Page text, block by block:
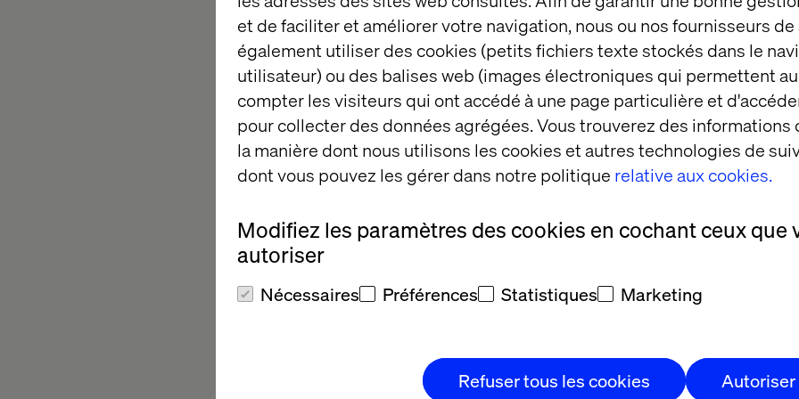
et de faciliter et améliorer votre navigation, nous ou nos fournisseurs
également utiliser des cookies (petits fichiers texte stockés dans le
utilisateur) ou des balises web (images électroniques qui permettent
compter les visiteurs qui ont accédé à une page particulière et
pour collecter des données agrégées. Vous trouverez des
la manière dont nous utilisons les cookies et autres technologies de
dont vous pouvez les gérer dans notre politique relative aux cookies.
Modifiez les paramètres des cookies en cochant ceux que
autoriser
Nécessaires Préférences Statistiques Marketing
Refuser tous les cookies Autoriser
Si plusieurs périodes sont chevauchées sur une ou plus d'une
24h, une seule prime est facturée, à savoir la prime la plus élevée
période.
Si une intervention est planifiée sur une période plus longue que
période de 24h sera facturée, à savoir la prime la plus élevée
Si une ressource est planifiée, les frais s’appliqueront également même
intervention n’a lieu.
Si une intervention planifiée est complexe et requiert la présence de
intervenants, Valtech_Absolunet peut à sa discrétion aviser le client à
montant supplémentaire pourrait s’appliquer.
Pour la version anglaise, cliquez ici